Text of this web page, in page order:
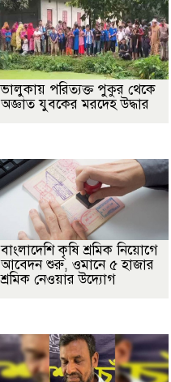
ভালুকায় পরিত্যক্ত পুকুর থেকে
অজ্ঞাত যুবকের মরদেহ উদ্ধার
বাংলাদেশি কৃষি শ্রমিক নিয়োগে
আবেদন শুরু, ওমানে ৫ হাজার
শ্রমিক নেওয়ার উদ্যোগ